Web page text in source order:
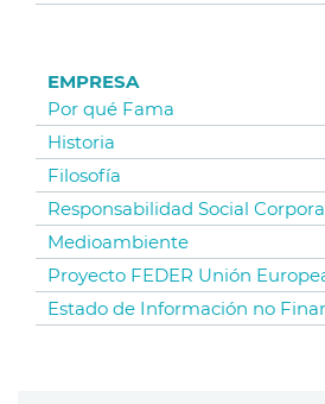
EMPRESA
Por qué Fama
Historia
Filosofía
Responsabilidad Social
Medioambiente
Proyecto FEDER Unión
Estado de Información no